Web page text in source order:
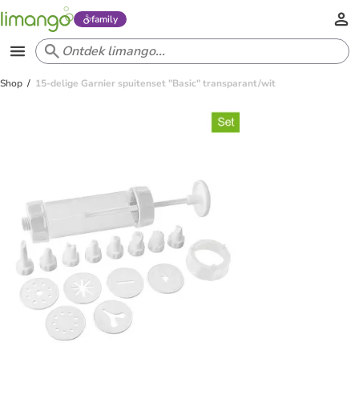
family
Shop 15-delige Garnier spuitenset "Basic" transparant/wit